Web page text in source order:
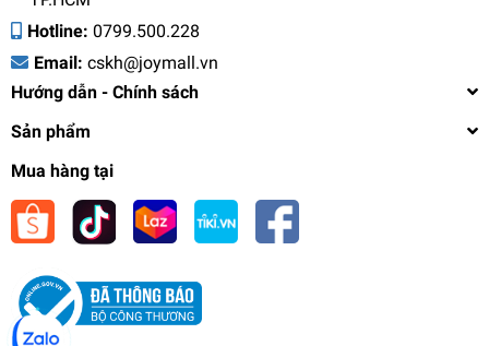
Hotline: 0799.500.228
Email: cskh@joymall.vn
Hướng dẫn - Chính sách
Sản phẩm
Mua hàng tại
Nồi cơm điệnToshiba RC-10NMFVN(WT) - 10L -
chính hãng, bảo hành 12 tháng
2.385.000₫
undefined